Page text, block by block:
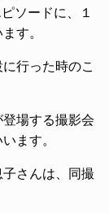
ソードに、１
す。
行った時のこ
場する撮影会
ます。
さんは、同撮